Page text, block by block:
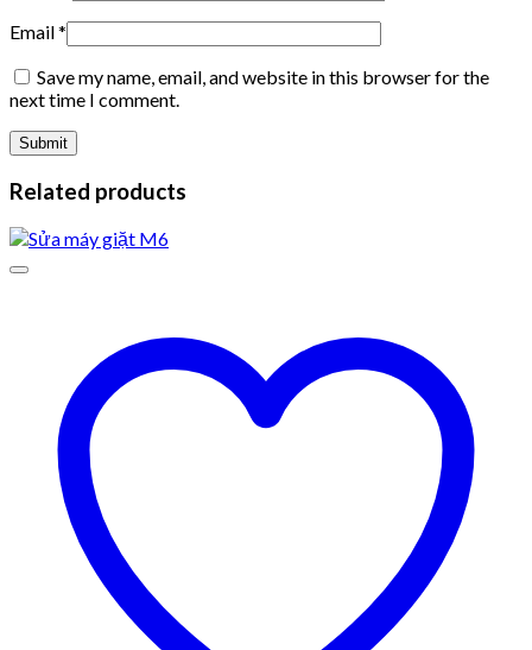
Email*
Save my name, email, and website in this browser for the
next time I comment.
Related products